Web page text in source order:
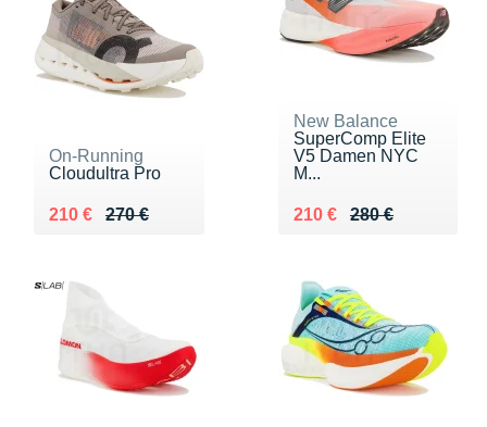
On-Running
Cloudultra Pro
270 €
Au lieu de 270 €
210 €
Vendu 210 €
New Balance
SuperComp Elite
V5 Damen NYC
M...
280 €
Au lieu de 280 €
210 €
Vendu 210 €